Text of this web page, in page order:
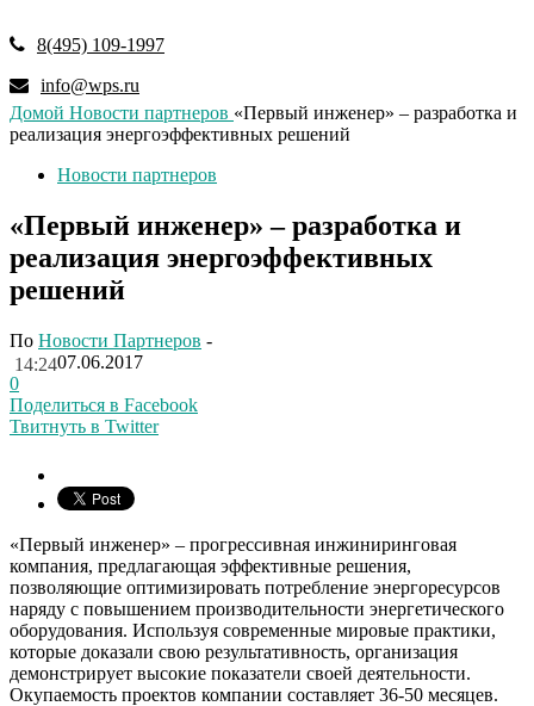
8(495) 109-1997
info@wps.ru
Домой Новости партнеров «Первый инженер» – разработка и
реализация энергоэффективных решений
Новости партнеров
«Первый инженер» – разработка и
реализация энергоэффективных
решений
По Новости Партнеров -
07.06.2017
14:24
0
Поделиться в Facebook
Твитнуть в Twitter
«Первый инженер» – прогрессивная инжиниринговая
компания, предлагающая эффективные решения,
позволяющие оптимизировать потребление энергоресурсов
наряду с повышением производительности энергетического
оборудования. Используя современные мировые практики,
которые доказали свою результативность, организация
демонстрирует высокие показатели своей деятельности.
Окупаемость проектов компании составляет 36-50 месяцев.